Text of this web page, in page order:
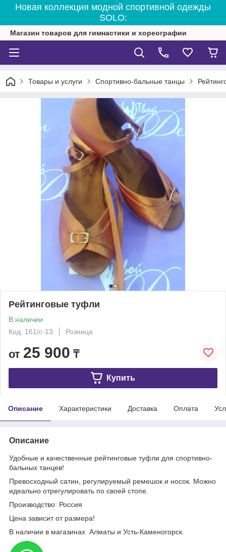
Новая коллекция модной спортивной одежды
SOLO:
Магазин товаров для гимнастики и хореографии
Товары и услуги Спортивно-бальные танцы
Рейтинговые туфли
В наличии
Код: 161/с-13
Розница
от 25 900 ₸
Купить
Описание Характеристики Доставка Оплата
Описание
Удобные и качественные рейтинговые туфли для спортивно-
бальных танцев!
Превосходный сатин, регулируемый ремешок и носок. Можно
идеально отрегулировать по своей стопе.
Производство: Россия
Цена зависит от размера!
В наличии в магазинах Алматы и Усть-Каменогорск.